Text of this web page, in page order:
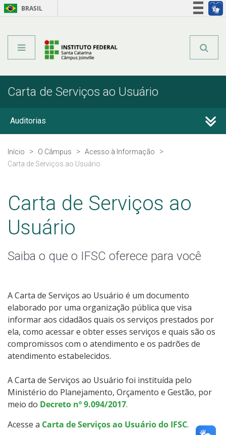
BRASIL
Carta de Serviços ao Usuário
Auditorias
Avaliação Institucional
Parcerias, convênios e transferências
Receitas e Despesas
Indicadores e Estatísticas
Peça uma informação (SIC)
Servidores
Relatórios de Gestão
Perguntas Frequentes
Início O Câmpus
Acesso à Informação
Carta de Serviços ao Usuário
Carta de Serviços ao
Usuário
Saiba o que o IFSC oferece para você
A Carta de Serviços ao Usuário é um documento
elaborado por uma organização pública que visa
informar aos cidadãos quais os serviços prestados por
ela, como acessar e obter esses serviços e quais são os
compromissos com o atendimento e os padrões de
atendimento estabelecidos.
A Carta de Serviços ao Usuário foi instituída pelo
Ministério do Planejamento, Orçamento e Gestão, por
meio do Decreto nº 9.094/2017.
Acesse a Carta de Serviços ao Usuário do IFSC.